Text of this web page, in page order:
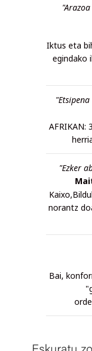
Iktus eta
egindako
AFRIKAN:
"Ezker
norantz
Bai,